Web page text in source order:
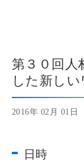
第３０回
した新し
2016年 02月 01日
日時